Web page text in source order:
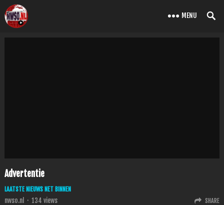
MENU
Advertentie
LAATSTE NIEUWS NET BINNEN
nwso.nl · 134 views SHARE